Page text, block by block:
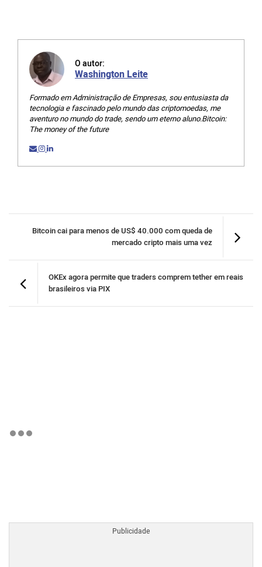
O autor:
Washington Leite
Formado em Administração de Empresas, sou entusiasta da
tecnologia e fascinado pelo mundo das criptomoedas, me
aventuro no mundo do trade, sendo um eterno aluno.Bitcoin:
The money of the future
Bitcoin cai para menos de US$ 40.000 com queda de
mercado cripto mais uma vez
OKEx agora permite que traders comprem tether em reais
brasileiros via PIX